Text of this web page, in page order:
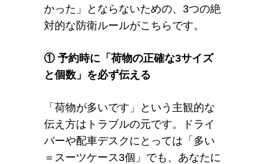
かった」とならないための、3つの絶
対的な防衛ルールがこちらです。
① 予約時に「荷物の正確な3サイズ
と個数」を必ず伝える
「荷物が多いです」という主観的な
伝え方はトラブルの元です。ドライ
バーや配車デスクにとっては「多い
＝スーツケース3個」でも、あなたに